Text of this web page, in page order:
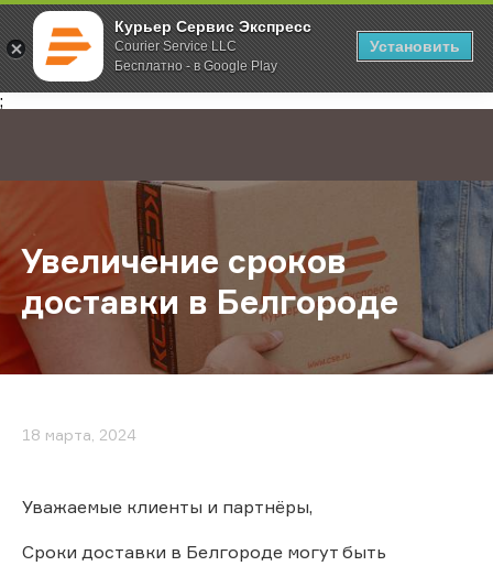
Курьер Сервис Экспресс
Courier Service LLC
Бесплатно - в Google Play
Установить
;
Главная О компании Новости Увеличение сроков доставки в
Увеличение сроков
доставки в Белгороде
18 марта, 2024
Уважаемые клиенты и партнёры,
Сроки доставки в Белгороде могут быть